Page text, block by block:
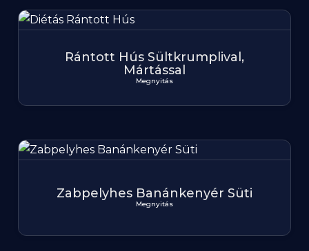
Rántott Hús Sültkrumplival,
Mártással
Megnyitás
Zabpelyhes Banánkenyér Süti
Megnyitás